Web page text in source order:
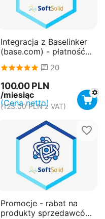
Integracja z Baselinker
(base.com) - płatność
(subskrypcja)20
100.00 PLN
/miesiąc
(Cena netto)
(123.00 PLNz VAT)
Promocje - rabat na
produkty sprzedawców